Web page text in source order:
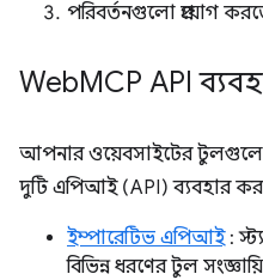
পরিবর্তনগুলো প্রয়োগ
WebMCP API
আপনার ওয়েবসাইটের
দুটি এপিআই (API) ব্যবহার
ইম্পারেটিভ এপিআই:
বিভিন্ন ধরণের টুল